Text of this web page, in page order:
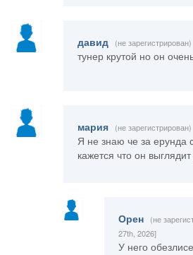
давид (не зарегистрирован)
тунер крутой но он
мария (не зарегистрирован)
Я не знаю че за ерунда
кажется что он
Орен (не
27th, 2026]
У него